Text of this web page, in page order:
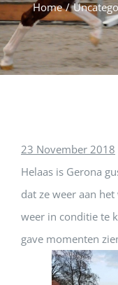
Home /
23 November 2018
Helaas is Gerona
dat ze weer aan
weer in conditie te
gave momenten